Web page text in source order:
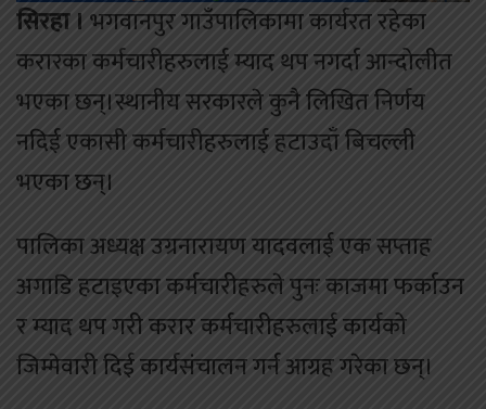
सिरहा । भगवानपुर गाउँपालिकामा कार्यरत रहेका
करारका कर्मचारीहरुलाई म्याद थप नगर्दा आन्दोलीत
भएका छन्।स्थानीय सरकारले कुनै लिखित निर्णय
नदिई एकासी कर्मचारीहरुलाई हटाउदाँ बिचल्ली
भएका छन्।
पालिका अध्यक्ष उग्रनारायण यादवलाई एक सप्ताह
अगाडि हटाइएका कर्मचारीहरुले पुनः काजमा फर्काउन
र म्याद थप गरी करार कर्मचारीहरुलाई कार्यको
जिम्मेवारी दिई कार्यसंचालन गर्न आग्रह गरेका छन्।